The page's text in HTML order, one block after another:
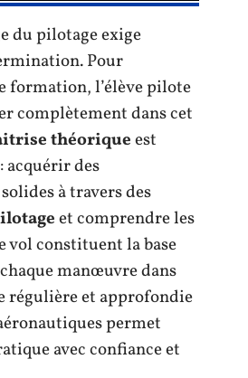
du pilotage exige
Pour
formation, l’élève pilote
complètement dans cet
théoriqueest
acquérir des
à travers des
et comprendre les
vol constituent la base
manœuvre dans
régulière et approfondie
permet
avec confiance et